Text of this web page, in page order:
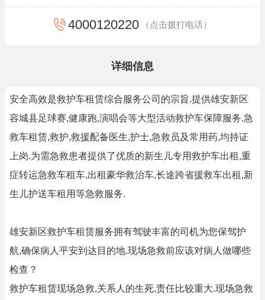
4000120220 （点击拨打电话）
详细信息
安全高效是救护车租赁综合服务公司的宗旨.提供雄安新区
容城县足球赛,健康跑,演唱会等大型活动救护车保障服务.急
救车租赁,救护,救援配备医生,护士,急救员及常用药,均持证
上岗.为需急救患者提供了优质的新生儿专用救护车出租,重
症转运急救车租车,出租豪华救治车,长途跨省援救车出租,新
生儿护送车租用等急救服务.
雄安新区救护车租赁服务拥有驾驶丰富的司机为您保驾护
航,确保病人平安到达目的地.现场急救前应该对病人做哪些
检查？
救护车租赁现场急救,关系人的生死,责任比较重大.现场急救